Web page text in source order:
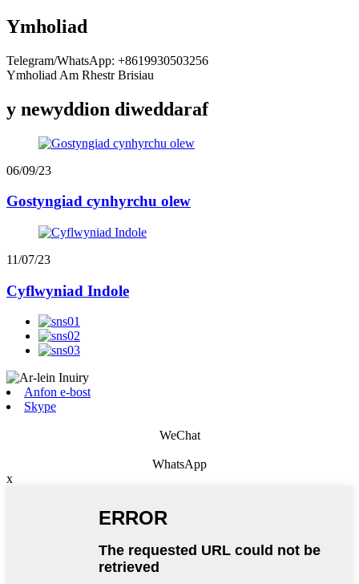
Ymholiad
Telegram/WhatsApp: +8619930503256
Ymholiad Am Rhestr Brisiau
y newyddion diweddaraf
06/09/23
Gostyngiad cynhyrchu olew
11/07/23
Cyflwyniad Indole
Anfon e-bost
Skype
WeChat
WhatsApp
x